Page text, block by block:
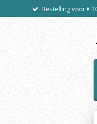
Bestelling voor €